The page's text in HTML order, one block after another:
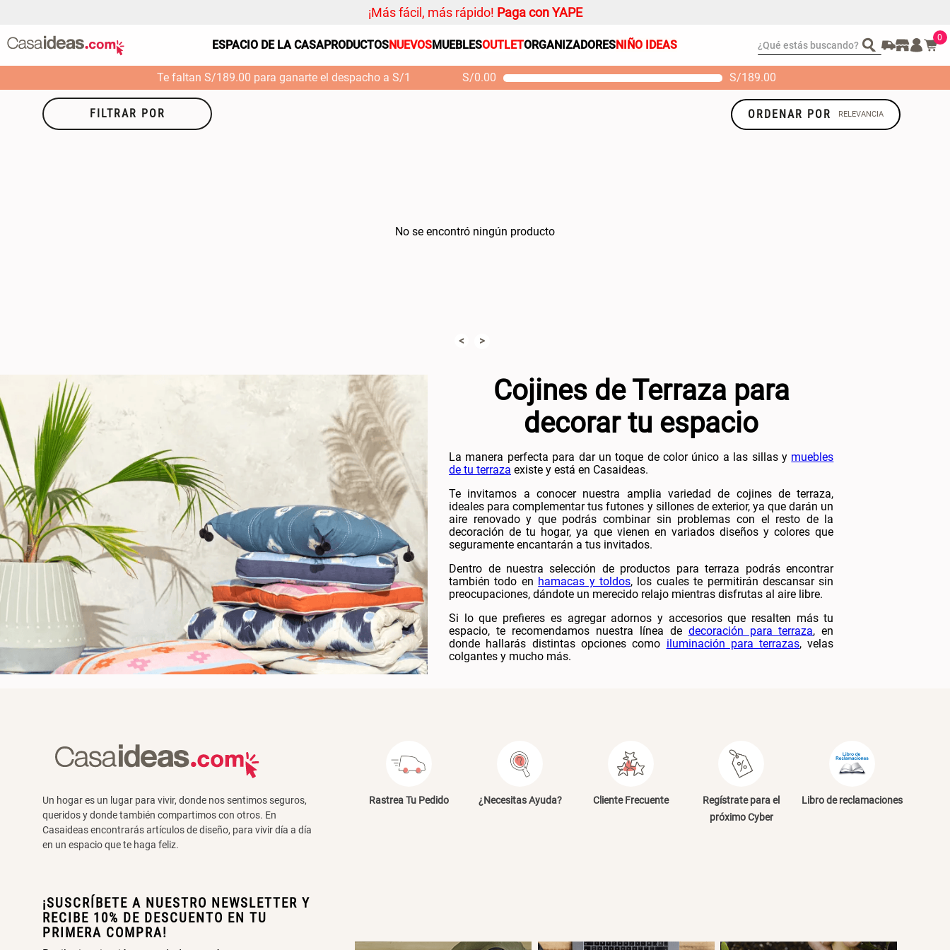
¡Más fácil, más rápido! Paga con YAPE
ESPACIO DE LA CASAPRODUCTOSNUEVOSMUEBLESOUTLETORGANIZADORESNIÑO IDEAS ¿Qué estás buscando?
satín 240 Hilos
Organizador
Cojin
0
Te faltan S/189.00 para ganarte el despacho a S/1 S/0.00 S/189.00
FILTRAR POR ORDENAR POR RELEVANCIA
No se encontró ningún producto
< >
Cojines de Terraza para
decorar tu espacio
La manera perfecta para dar un toque de color único a las sillas y muebles
de tu terraza existe y está en Casaideas.
Te invitamos a conocer nuestra amplia variedad de cojines de terraza,
ideales para complementar tus futones y sillones de exterior, ya que darán un
aire renovado y que podrás combinar sin problemas con el resto de la
decoración de tu hogar, ya que vienen en variados diseños y colores que
seguramente encantarán a tus invitados.
Dentro de nuestra selección de productos para terraza podrás encontrar
también todo en hamacas y toldos, los cuales te permitirán descansar sin
preocupaciones, dándote un merecido relajo mientras disfrutas al aire libre.
Si lo que prefieres es agregar adornos y accesorios que resalten más tu
espacio, te recomendamos nuestra línea de decoración para terraza, en
donde hallarás distintas opciones como iluminación para terrazas, velas
colgantes y mucho más.
Un hogar es un lugar para vivir, donde nos sentimos seguros,
queridos y donde también compartimos con otros. En
Casaideas encontrarás artículos de diseño, para vivir día a día
en un espacio que te haga feliz.
¡SUSCRÍBETE A NUESTRO NEWSLETTER Y
RECIBE 10% DE DESCUENTO EN TU
PRIMERA COMPRA!
Rastrea Tu Pedido ¿Necesitas Ayuda? Cliente Frecuente
Regístrate para el
próximo Cyber
Libro de reclamaciones